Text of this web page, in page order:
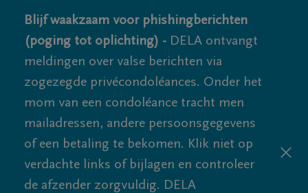
Blijf waakzaam voor phishingberichten
(poging tot oplichting) - DELA ontvangt
meldingen over valse berichten via
zogezegde privécondoléances. Onder het
mom van een condoléance tracht men
mailadressen, andere persoonsgegevens
of een betaling te bekomen. Klik niet op
verdachte links of bijlagen en controleer
de afzender zorgvuldig. DELA